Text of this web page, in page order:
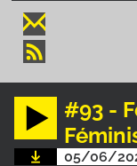
#93 -
05/06/